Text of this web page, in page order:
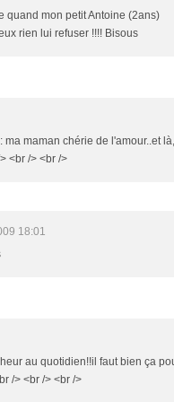
quand mon petit Antoine (2ans)
rien lui refuser !!!! Bisous
ma maman chérie de l'amour..et là,
<br /> <br />
18:01
au quotidien!!il faut bien ça
/> <br /> <br />